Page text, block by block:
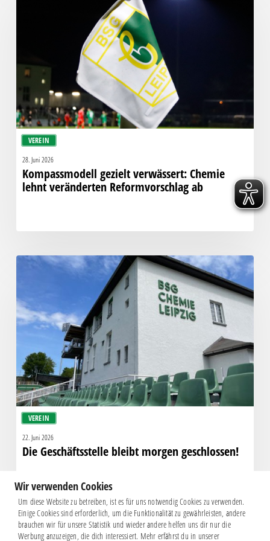
VEREIN
Reformvorschlag
ab
28. Juni 2026
Kompassmodell gezielt verwässert: Chemie
lehnt veränderten Reformvorschlag ab
VEREIN
morgen
geschlossen!
22. Juni 2026
Die Geschäftsstelle bleibt morgen geschlossen!
Wir verwenden Cookies
Um diese Website zu betreiben, ist es für uns notwendig Cookies zu verwenden.
Einige Cookies sind erforderlich, um die Funktionalität zu gewährleisten, andere
brauchen wir für unsere Statistik und wieder andere helfen uns dir nur die
Werbung anzuzeigen, die dich interessiert. Mehr erfährst du in unserer